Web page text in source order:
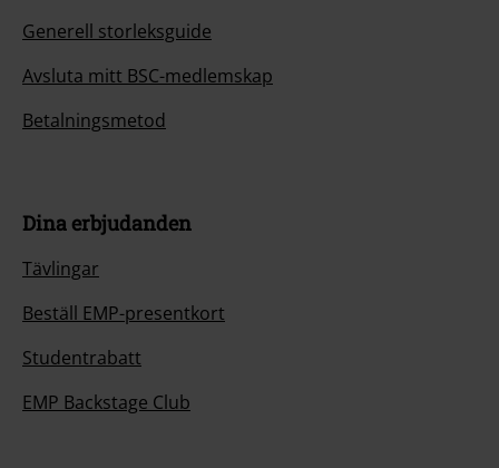
Generell storleksguide
Avsluta mitt BSC-medlemskap
Betalningsmetod
Dina erbjudanden
Tävlingar
Beställ EMP-presentkort
Studentrabatt
EMP Backstage Club